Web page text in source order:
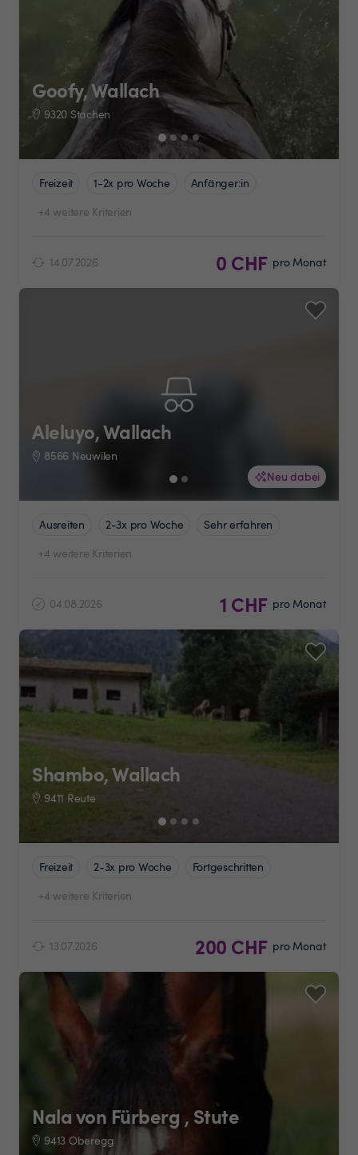
Goofy, Wallach
9320 Stachen
Freizeit 1-2x pro Woche
Anfänger:in
+4 weitere Kriterien
14.07.2026 0 CHF pro Monat
Neu dabei
Aleluyo, Wallach
8566 Neuwilen
Ausreiten 2-3x pro Woche
Sehr erfahren
+4 weitere Kriterien
04.08.2026 1 CHF pro Monat
Shambo, Wallach
9411 Reute
Freizeit 2-3x pro Woche
Fortgeschritten
+4 weitere Kriterien
13.07.2026 200 CHF pro Monat
Nala von Fürberg , Stute
9413 Oberegg